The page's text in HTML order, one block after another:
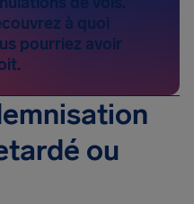
à quoi
pourriez avoir
ou